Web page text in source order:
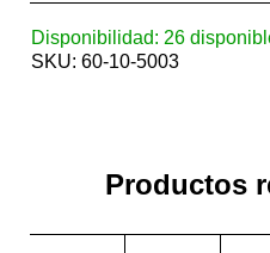
Disponibilidad: 26
SKU: 60-10-5003
Productos